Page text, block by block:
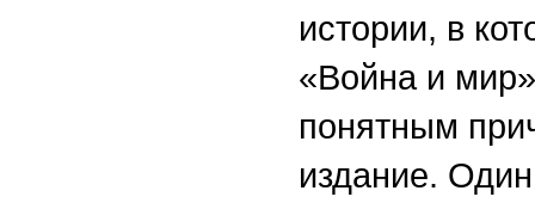
истории, в
«Война и
понятным
издание.